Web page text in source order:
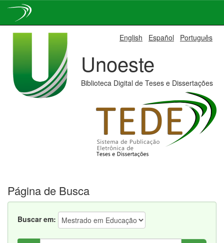
English Español Português
Unoeste
Biblioteca Digital de Teses e Dissertações
Página de Busca
Buscar em: